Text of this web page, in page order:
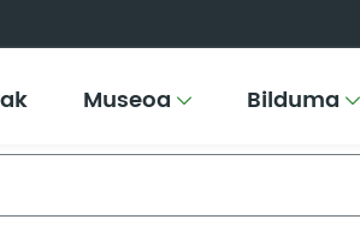
Museoa Bilduma